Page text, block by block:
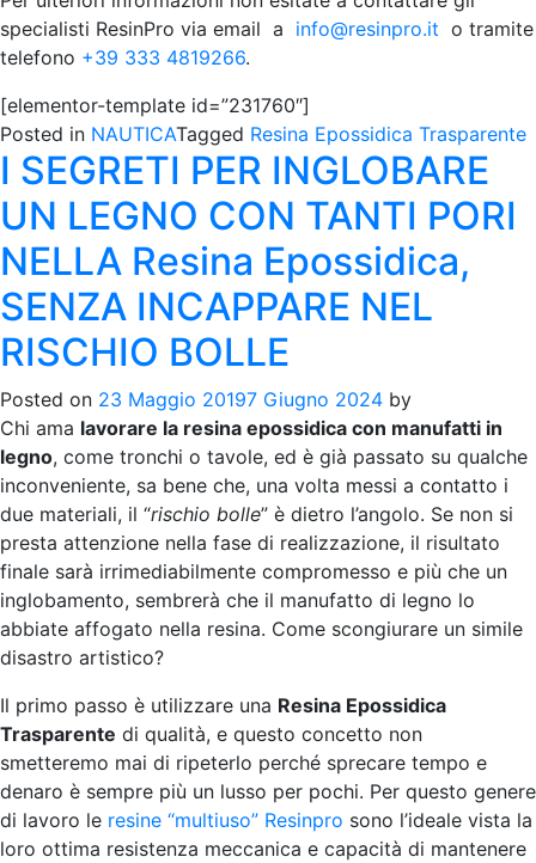
specialisti ResinPro via email a info@resinpro.it o tramite
telefono +39 333 4819266.
[elementor-template id=”231760″]
Posted in NAUTICATagged Resina Epossidica Trasparente
I SEGRETI PER INGLOBARE
UN LEGNO CON TANTI PORI
NELLA Resina Epossidica,
SENZA INCAPPARE NEL
RISCHIO BOLLE
Posted on 23 Maggio 20197 Giugno 2024 by
Chi ama lavorare la resina epossidica con manufatti in
legno, come tronchi o tavole, ed è già passato su qualche
inconveniente, sa bene che, una volta messi a contatto i
due materiali, il “rischio bolle” è dietro l’angolo. Se non si
presta attenzione nella fase di realizzazione, il risultato
finale sarà irrimediabilmente compromesso e più che un
inglobamento, sembrerà che il manufatto di legno lo
abbiate affogato nella resina. Come scongiurare un simile
disastro artistico?
Il primo passo è utilizzare una Resina Epossidica
Trasparente di qualità, e questo concetto non
smetteremo mai di ripeterlo perché sprecare tempo e
denaro è sempre più un lusso per pochi. Per questo genere
di lavoro le resine “multiuso” Resinpro sono l’ideale vista la
loro ottima resistenza meccanica e capacità di mantenere